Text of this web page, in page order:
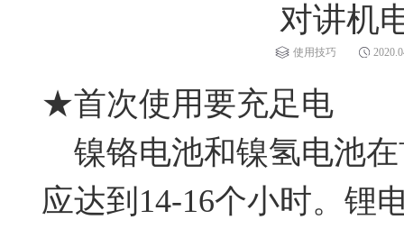
对讲机
使用技巧
★首次使用要充足电
镍铬电池和镍氢电池
应达到14-16个小时。锂